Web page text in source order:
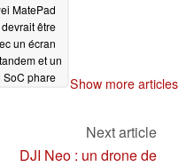
MatePad
être
un écran
et un
phare
Show more articles
Next article
DJI Neo : un drone de